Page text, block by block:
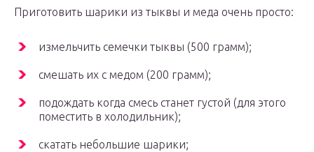
Приготовить шарики из тыквы и меда очень просто:
измельчить семечки тыквы (500 грамм);
смешать их с медом (200 грамм);
подождать когда смесь станет густой (для этого
поместить в холодильник);
скатать небольшие шарики;